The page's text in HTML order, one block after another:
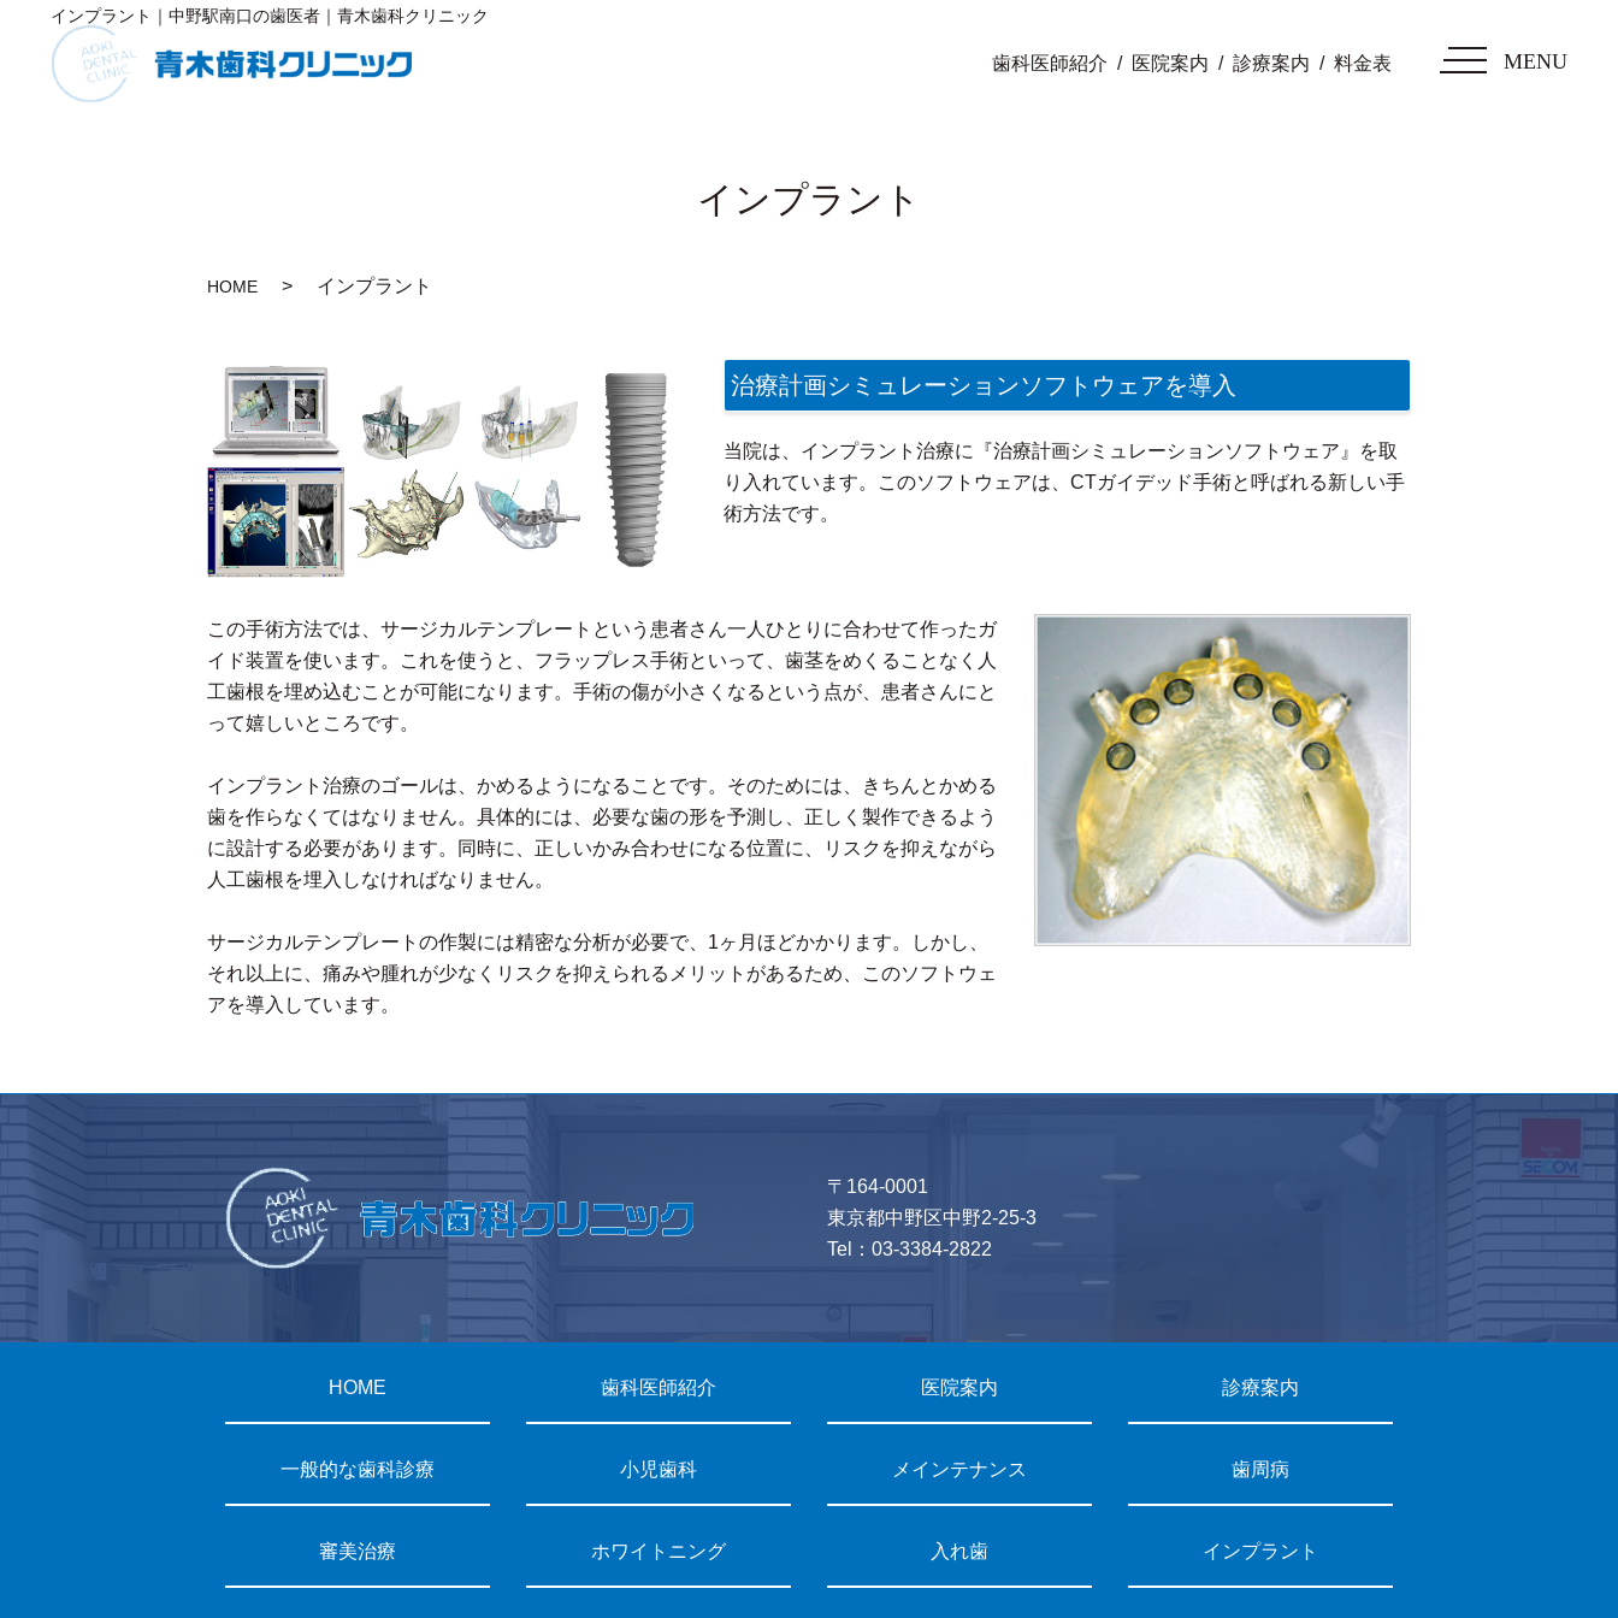
インプラント｜中野駅南口の歯医者｜青木歯科クリニック
歯科医師紹介 医院案内 診療案内 料金表 MENU
インプラント
HOME インプラント
治療計画シミュレーションソフトウェアを導入
当院は、インプラント治療に『治療計画シミュレーションソフトウェア』を取
り入れています。このソフトウェアは、CTガイデッド手術と呼ばれる新しい手
術方法です。
この手術方法では、サージカルテンプレートという患者さん一人ひとりに合わせて作ったガ
イド装置を使います。これを使うと、フラップレス手術といって、歯茎をめくることなく人
工歯根を埋め込むことが可能になります。手術の傷が小さくなるという点が、患者さんにと
って嬉しいところです。
インプラント治療のゴールは、かめるようになることです。そのためには、きちんとかめる
歯を作らなくてはなりません。具体的には、必要な歯の形を予測し、正しく製作できるよう
に設計する必要があります。同時に、正しいかみ合わせになる位置に、リスクを抑えながら
人工歯根を埋入しなければなりません。
サージカルテンプレートの作製には精密な分析が必要で、1ヶ月ほどかかります。しかし、
それ以上に、痛みや腫れが少なくリスクを抑えられるメリットがあるため、このソフトウェ
アを導入しています。
〒164-0001
東京都中野区中野2-25-3
Tel： 03-3384-2822
HOME 歯科医師紹介 医院案内 診療案内
一般的な歯科診療 小児歯科 メインテナンス 歯周病
審美治療 ホワイトニング 入れ歯 インプラント